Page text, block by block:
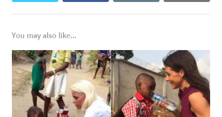
You may also like...